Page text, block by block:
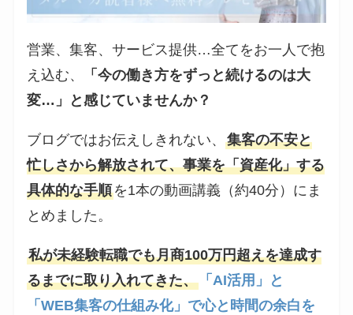
営業、集客、サービス提供…全てをお一人で抱
え込む、
「今の働き方をずっと続けるのは大
変…」と感じていませんか？
ブログではお伝えしきれない、集客の不安と
忙しさから解放されて、事業を「資産化」する
具体的な手順を1本の動画講義（約40分）にま
とめました。
私が未経験転職でも月商100万円超えを達成す
るまでに取り入れてきた、 「AI活用」と
「WEB集客の仕組み化」で心と時間の余白を